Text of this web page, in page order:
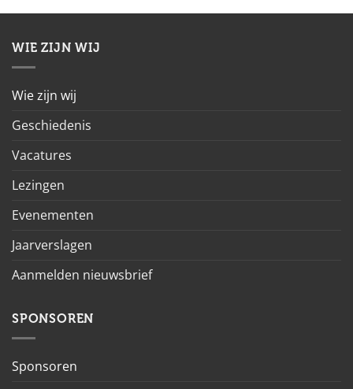
WIE ZIJN WIJ
Wie zijn wij
Geschiedenis
Vacatures
Lezingen
Evenementen
Jaarverslagen
Aanmelden nieuwsbrief
SPONSOREN
Sponsoren